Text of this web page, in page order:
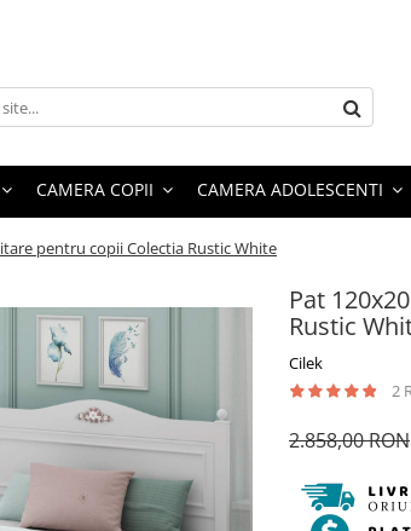
CAMERA COPII CAMERA ADOLESCENTI
pentru copii Colectia Rustic White
Pat
Rustic
Cilek
2
2.858,00 RON